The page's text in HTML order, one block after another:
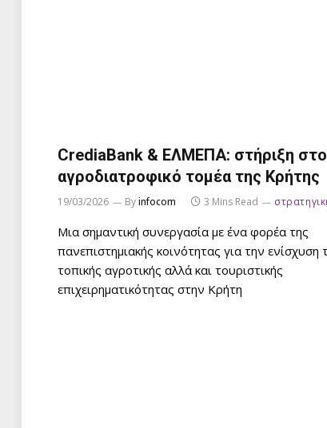
CrediaBank & ΕΛΜΕΠΑ: στήριξη
αγροδιατροφικό τομέα της Κρήτης
19/03/2026 Byinfocom 3 Mins Read
Μια σημαντική συνεργασία με ένα φορέα της
πανεπιστημιακής κοινότητας για την ενίσχυση
τοπικής αγροτικής αλλά και τουριστικής
επιχειρηματικότητας στην Κρήτη